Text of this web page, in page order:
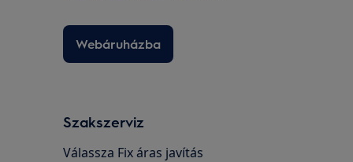
Webáruházba
Szakszerviz
Válassza Fix áras javítás